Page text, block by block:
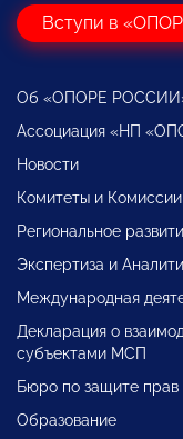
Вступи в
Об «ОПОРЕ
Ассоциация «НП
Новости
Комитеты и Комиссии
Региональное
Экспертиза и
Международная
Декларация о
субъектами МСП
Бюро по защите
Образование